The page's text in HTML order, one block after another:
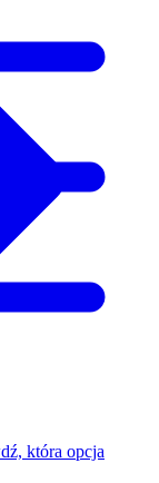
która opcja